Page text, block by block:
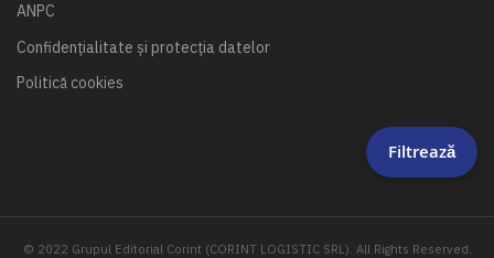
ANPC
Confidențialitate și protecția datelor
Politică cookies
© 2022 Grupul Editorial Corint (CORINT LOGISTIC SRL). All Rights Reserved.
Filtrează